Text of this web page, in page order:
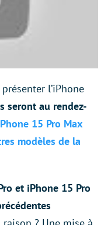
l’iPhone
seront au rendez-
15 Pro Max
modèles de la
et iPhone 15 Pro